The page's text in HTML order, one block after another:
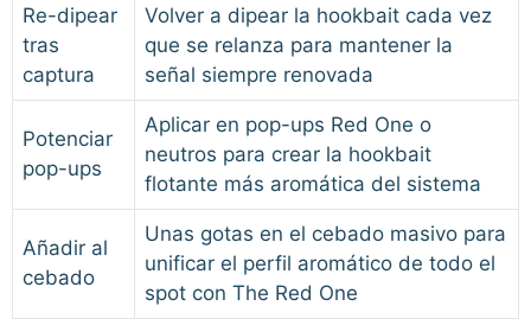
Re-dipear
tras
captura
Volver a dipear la hookbait cada vez
que se relanza para mantener la
señal siempre renovada
Potenciar
pop-ups
Aplicar en pop-ups Red One o
neutros para crear la hookbait
flotante más aromática del sistema
Añadir al
cebado
Unas gotas en el cebado masivo para
unificar el perfil aromático de todo el
spot con The Red One